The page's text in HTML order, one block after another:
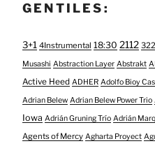
GENTILES:
3+1 4Instrumental 18:30 2112
Musashi Abstraction Layer Abstrakt
Active Heed ADHER Adolfo Bioy
Adrian Belew Adrian Belew Power Trio
Iowa Adrián Gruning Trío Adrián
Agents of Mercy Agharta Proyect